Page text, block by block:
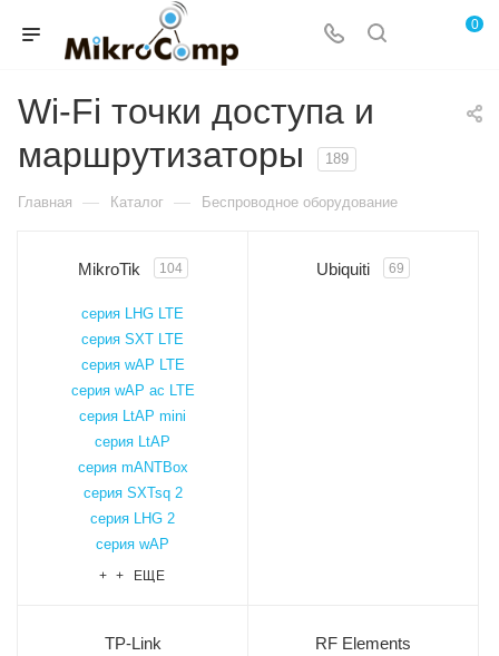
0
Wi-Fi точки доступа и
маршрутизаторы
189
Главная — Каталог — Беспроводное оборудование
MikroTik 104
серия LHG LTE
серия SXT LTE
серия wAP LTE
серия wAP ac LTE
серия LtAP mini
серия LtAP
серия mANTBox
серия SXTsq 2
серия LHG 2
серия wAP
+ + ЕЩЕ
Ubiquiti 69
TP-Link RF Elements